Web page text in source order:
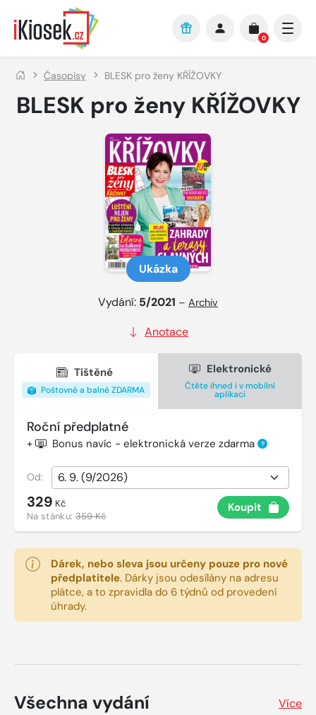
Přejít na hlavní obsah
0
Časopisy BLESK pro ženy KŘÍŽOVKY
BLESK pro ženy KŘÍŽOVKY
Ukázka
Vydání: 5/2021 – Archiv
Anotace
Tištěné
Poštovné a balné ZDARMA
Elektronické
Čtěte ihned i v mobilní
aplikaci
Roční předplatné
+ Bonus navíc - elektronická verze zdarma ?
Od:
329 Kč
Na stánku:359 Kč
Koupit
Dárek, nebo sleva jsou určeny pouze pro nové
předplatitele. Dárky jsou odesílány na adresu
plátce, a to zpravidla do 6 týdnů od provedení
úhrady.
Všechna vydání Více